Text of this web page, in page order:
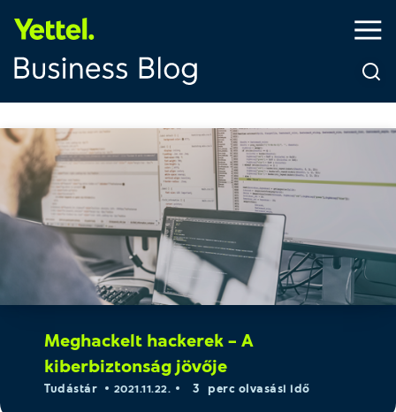
Meghackelt hackerek – A
kiberbiztonság jövője
Tudástár 2021.11.22. 3 perc olvasási idő